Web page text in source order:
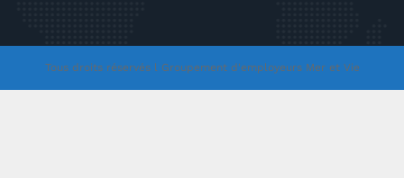
Tous droits réservés l Groupement d'employeurs Mer et Vie